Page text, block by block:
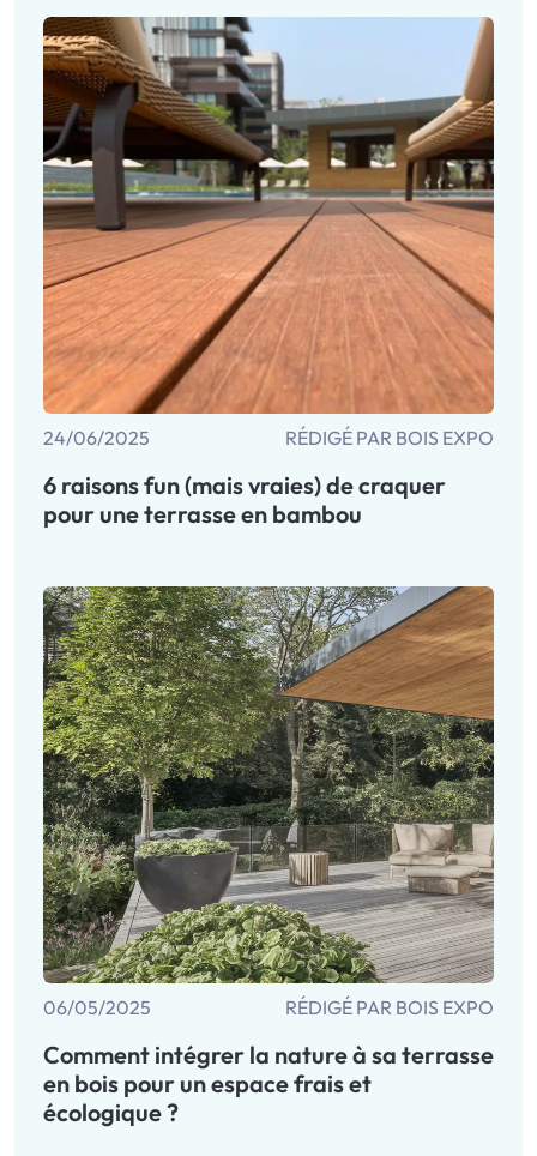
24/06/2025 RÉDIGÉ PAR BOIS EXPO
6 raisons fun (mais vraies) de craquer
pour une terrasse en bambou
06/05/2025 RÉDIGÉ PAR BOIS EXPO
Comment intégrer la nature à sa terrasse
en bois pour un espace frais et
écologique ?